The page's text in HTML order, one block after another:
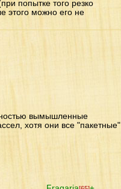
попытке того резко
этого можно его не
вымышленные
хотя они все "пакетные"